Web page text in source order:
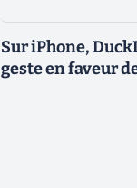
Sur iPhone,
geste en faveur